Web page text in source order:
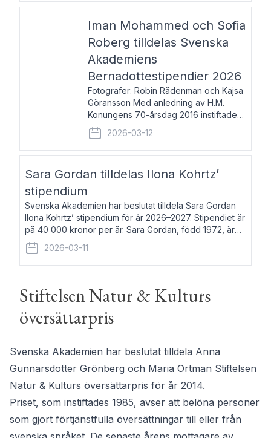
Iman Mohammed och Sofia
Roberg tilldelas Svenska
Akademiens
Bernadottestipendier 2026
Fotografer: Robin Rådenman och Kajsa
Göransson Med anledning av H.M.
Konungens 70-årsdag 2016 instiftade
fem av de kungliga akademierna det så
kallade Bernadotteprogrammet med
syfte att genom stipendier erbjuda stöd
2026-03-12
Sara Gordan tilldelas Ilona Kohrtz’
stipendium
Svenska Akademien har beslutat tilldela Sara Gordan
Ilona Kohrtz’ stipendium för år 2026–2027. Stipendiet är
på 40 000 kronor per år. Sara Gordan, född 1972, är
författare och översättare. Hon debuterade 2006 med
det prosalyriska verket En
2026-03-11
Stiftelsen Natur & Kulturs
översättarpris
Svenska Akademien har beslutat tilldela Anna
Gunnarsdotter Grönberg och Maria Ortman Stiftelsen
Natur & Kulturs översättarpris för år 2014.
Priset, som instiftades 1985, avser att belöna personer
som gjort förtjänstfulla översättningar till eller från